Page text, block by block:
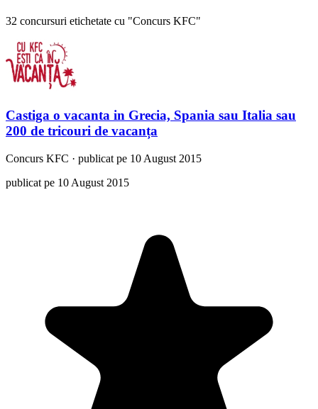
32 concursuri etichetate cu "Concurs KFC"
Castiga o vacanta in Grecia, Spania sau Italia sau
200 de tricouri de vacanța
Concurs KFC · publicat pe 10 August 2015
publicat pe 10 August 2015